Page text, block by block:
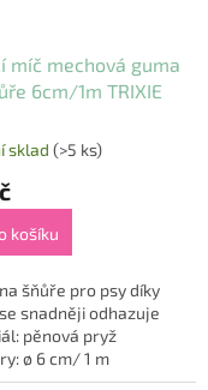
míč mechová guma
6cm/1m TRIXIE
sklad (>5 ks)
košíku
šňůře pro psy díky
snadněji odhazuje
pěnová pryž
ø 6 cm/ 1 m